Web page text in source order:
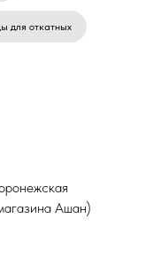
для откатных
Ашан)